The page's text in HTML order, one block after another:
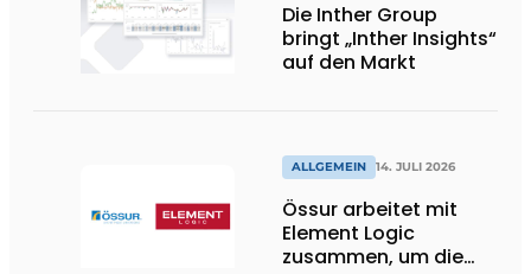
Die Inther Group
bringt „Inther Insights“
auf den Markt
ALLGEMEIN 14. JULI 2026
Össur arbeitet mit
Element Logic
zusammen, um die